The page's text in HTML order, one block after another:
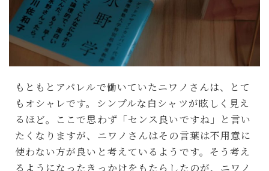
もともとアパレルで働いていたニワノさんは、とて
もオシャレです。シンプルな白シャツが眩しく見え
るほど。ここで思わず「センス良いですね」と言い
たくなりますが、ニワノさんはその言葉は不用意に
使わない方が良いと考えているようです。そう考え
るようになったきっかけをもたらしたのが、ニワノ